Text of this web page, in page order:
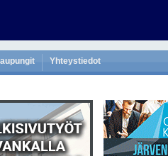
Yhteystiedot